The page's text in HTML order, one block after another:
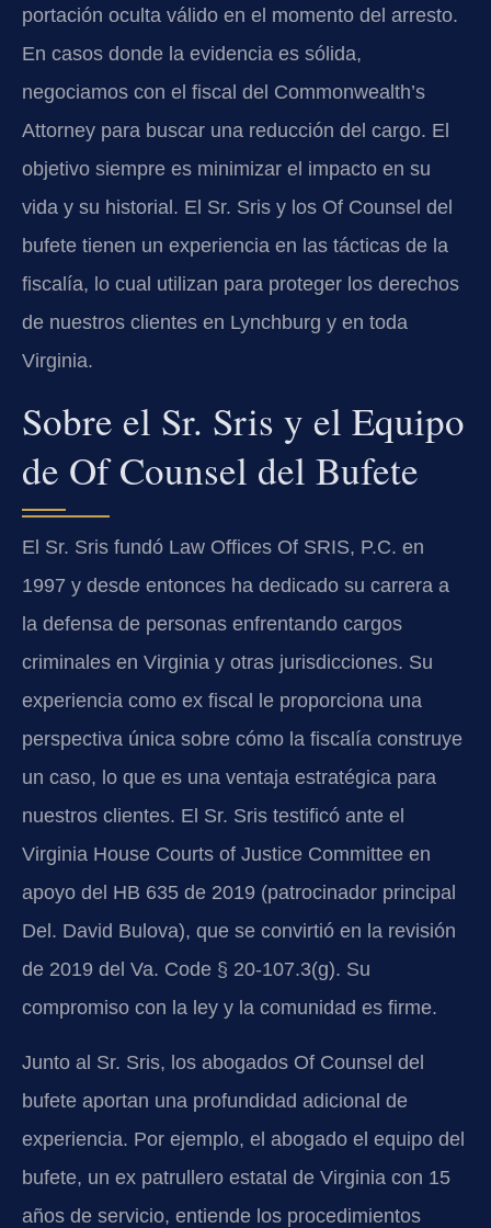
portación oculta válido en el momento del arresto.
En casos donde la evidencia es sólida,
negociamos con el fiscal del Commonwealth’s
Attorney para buscar una reducción del cargo. El
objetivo siempre es minimizar el impacto en su
vida y su historial. El Sr. Sris y los Of Counsel del
bufete tienen un experiencia en las tácticas de la
fiscalía, lo cual utilizan para proteger los derechos
de nuestros clientes en Lynchburg y en toda
Virginia.
Sobre el Sr. Sris y el Equipo
de Of Counsel del Bufete
El Sr. Sris fundó Law Offices Of SRIS, P.C. en
1997 y desde entonces ha dedicado su carrera a
la defensa de personas enfrentando cargos
criminales en Virginia y otras jurisdicciones. Su
experiencia como ex fiscal le proporciona una
perspectiva única sobre cómo la fiscalía construye
un caso, lo que es una ventaja estratégica para
nuestros clientes. El Sr. Sris testificó ante el
Virginia House Courts of Justice Committee en
apoyo del HB 635 de 2019 (patrocinador principal
Del. David Bulova), que se convirtió en la revisión
de 2019 del Va. Code § 20-107.3(g). Su
compromiso con la ley y la comunidad es firme.
Junto al Sr. Sris, los abogados Of Counsel del
bufete aportan una profundidad adicional de
experiencia. Por ejemplo, el abogado el equipo del
bufete, un ex patrullero estatal de Virginia con 15
años de servicio, entiende los procedimientos